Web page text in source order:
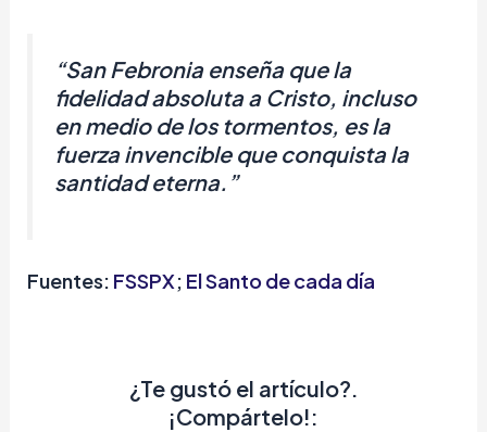
“San Febronia enseña que la
fidelidad absoluta a Cristo, incluso
en medio de los tormentos, es la
fuerza invencible que conquista la
santidad eterna.”
Fuentes: FSSPX; El Santo de cada día
¿Te gustó el artículo?.
¡Compártelo!: